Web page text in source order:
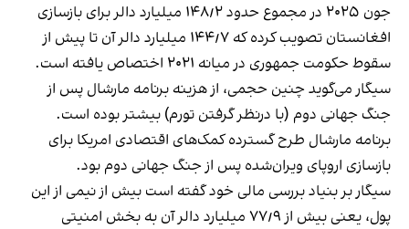
جون ۲۰۲۵ در مجموع حدود ۱۴۸٫۲ میلیارد دالر برای بازسازی
افغانستان تصویب کرده که ۱۴۴٫۷ میلیارد دالر آن تا پیش از
سقوط حکومت جمهوری در میانه ۲۰۲۱ اختصاص یافته است.
سیگار می‌گوید چنین حجمی، از هزینه برنامه مارشال پس از
جنگ جهانی دوم (با درنظر گرفتن تورم) بیشتر بوده است.
برنامه مارشال طرح گسترده کمک‌های اقتصادی امریکا برای
بازسازی اروپای ویران‌شده پس از جنگ جهانی دوم بود.
سیگار بر بنیاد بررسی مالی خود گفته است بیش از نیمی از این
پول، یعنی بیش از ۷۷٫۹ میلیارد دالر آن به بخش امنیتی